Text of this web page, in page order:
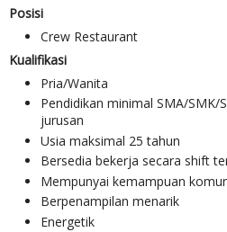
Posisi
Crew Restaurant
Kualifikasi
Pria/Wanita
Pendidikan minimal SMA/SMK/
jurusan
Usia maksimal 25 tahun
Bersedia bekerja secara shift
Mempunyai kemampuan
Berpenampilan menarik
Energetik